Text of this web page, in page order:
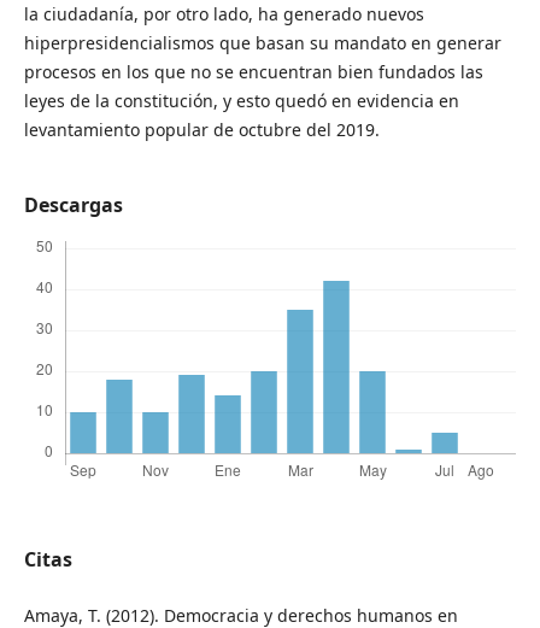
la ciudadanía, por otro lado, ha generado nuevos
hiperpresidencialismos que basan su mandato en generar
procesos en los que no se encuentran bien fundados las
leyes de la constitución, y esto quedó en evidencia en
levantamiento popular de octubre del 2019.
Descargas
Citas
Amaya, T. (2012). Democracia y derechos humanos en